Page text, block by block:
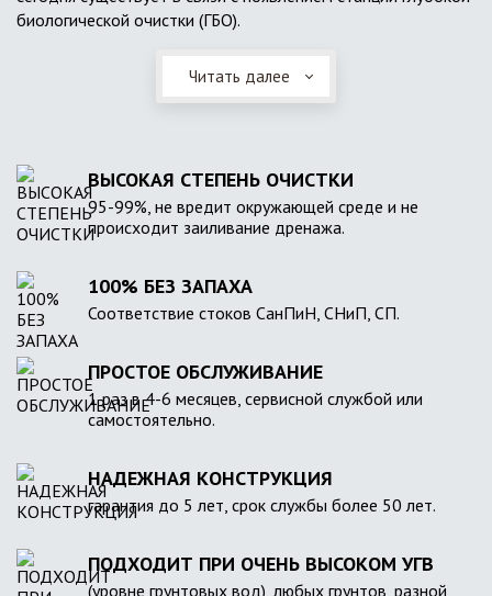
биологической очистки (ГБО).
Читать далее
ВЫСОКАЯ СТЕПЕНЬ ОЧИСТКИ
95-99%, не вредит окружающей среде и не
происходит заиливание дренажа.
100% БЕЗ ЗАПАХА
Соответствие стоков СанПиН, СНиП, СП.
ПРОСТОЕ ОБСЛУЖИВАНИЕ
1 раз в 4-6 месяцев, сервисной службой или
самостоятельно.
НАДЕЖНАЯ КОНСТРУКЦИЯ
гарантия до 5 лет, срок службы более 50 лет.
ПОДХОДИТ ПРИ ОЧЕНЬ ВЫСОКОМ УГВ
(уровне грунтовых вод), любых грунтов, разной